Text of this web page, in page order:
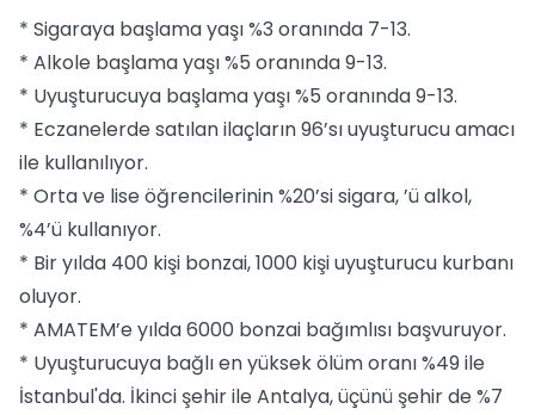
* Sigaraya başlama yaşı %3 oranında 7-13.
* Alkole başlama yaşı %5 oranında 9-13.
* Uyuşturucuya başlama yaşı %5 oranında 9-13.
* Eczanelerde satılan ilaçların 96’sı uyuşturucu amacı
ile kullanılıyor.
* Orta ve lise öğrencilerinin %20’si sigara, ’ü alkol,
%4’ü kullanıyor.
* Bir yılda 400 kişi bonzai, 1000 kişi uyuşturucu kurbanı
oluyor.
* AMATEM’e yılda 6000 bonzai bağımlısı başvuruyor.
* Uyuşturucuya bağlı en yüksek ölüm oranı %49 ile
İstanbul'da. İkinci şehir ile Antalya, üçünü şehir de %7